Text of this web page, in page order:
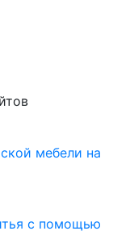
мебели на
с помощью